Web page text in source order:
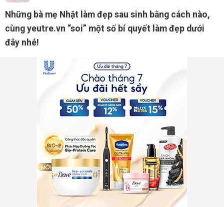
Những bà mẹ Nhật làm đẹp sau sinh bằng cách nào,
cùng yeutre.vn “soi” một số bí quyết làm đẹp dưới
đây nhé!